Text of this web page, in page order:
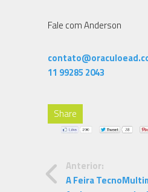
Fale com Anderson
11 99285 2043
Share
Anterior:
A Feira